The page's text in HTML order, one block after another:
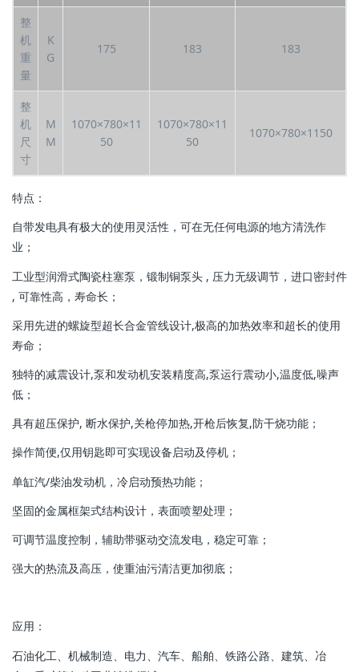
整
机
重
量
K
G
175 183 183
整
机
尺
寸
M
M
1070×780×11
50
1070×780×11
50
1070×780×1150
特点：
自带发电具有极大的使用灵活性，可在无任何电源的地方清洗作
业；
工业型润滑式陶瓷柱塞泵，锻制铜泵头 , 压力无级调节，进口密封件
, 可靠性高，寿命长；
采用先进的螺旋型超长合金管线设计,极高的加热效率和超长的使用
寿命；
独特的减震设计,泵和发动机安装精度高,泵运行震动小,温度低,噪声
低；
具有超压保护, 断水保护,关枪停加热,开枪后恢复,防干烧功能；
操作简便,仅用钥匙即可实现设备启动及停机；
单缸汽/柴油发动机，冷启动预热功能；
坚固的金属框架式结构设计，表面喷塑处理；
可调节温度控制，辅助带驱动交流发电，稳定可靠；
强大的热流及高压，使重油污清洁更加彻底；
应用：
石油化工、机械制造、电力、汽车、船舶、铁路公路、建筑、冶